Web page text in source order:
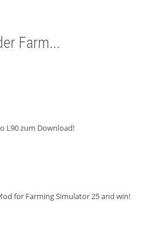
Farm...
L90 zum Download!
for Farming Simulator 25 and win!